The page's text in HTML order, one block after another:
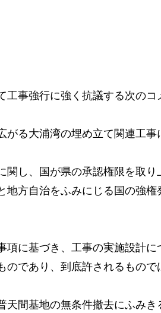
事強行に強く抗議する次のコ
る大浦湾の埋め立て関連工事
し、国が県の承認権限を取
方自治をふみにじる国の強
に基づき、工事の実施設計
であり、到底許されるもので
間基地の無条件撤去にふみき